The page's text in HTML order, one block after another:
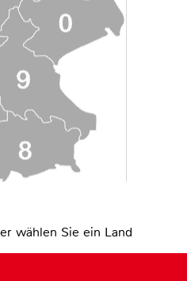
wählen Sie ein Land